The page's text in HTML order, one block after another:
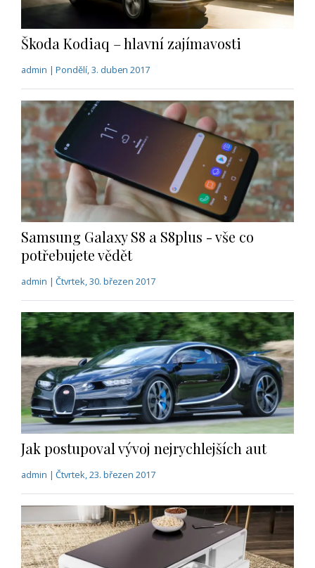
Škoda Kodiaq – hlavní zajímavosti
admin | Pondělí, 3. duben 2017
Samsung Galaxy S8 a S8plus - vše co
potřebujete vědět
admin | Čtvrtek, 30. březen 2017
Jak postupoval vývoj nejrychlejších aut
admin | Čtvrtek, 23. březen 2017